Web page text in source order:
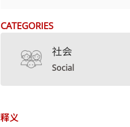
CATEGORIES
社会
Social
释义